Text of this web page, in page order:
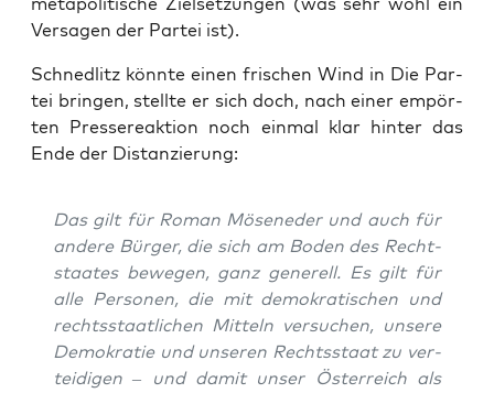
Ver­sa­gen der Par­tei ist).
Schned­litz könn­te einen fri­schen Wind in Die Par­
tei brin­gen, stell­te er sich doch, nach einer empör­
ten Pres­se­re­ak­ti­on noch ein­mal klar hin­ter das
Ende der Distanzierung:
Das gilt für Roman Möse­ne­der und auch für
ande­re Bür­ger, die sich am Boden des Recht­
staa­tes bewe­gen, ganz gene­rell. Es gilt für
alle Per­so­nen, die mit demo­kra­ti­schen und
rechts­staat­li­chen Mit­teln ver­su­chen, unse­re
Demo­kra­tie und unse­ren Rechts­staat zu ver­
tei­di­gen – und damit unser Öster­reich als